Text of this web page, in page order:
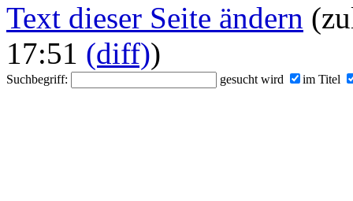
Text dieser Seite ändern
17:51 (diff))
Suchbegriff: gesucht wird im Titel